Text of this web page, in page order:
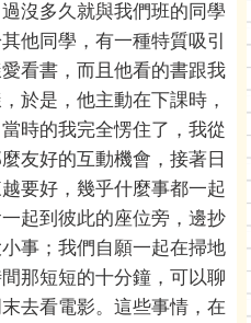
沒多久就與我們班的同學
他同學，有一種特質吸引
看書，而且他看的書跟我
於是，他主動在下課時，
時的我完全愣住了，我從
友好的互動機會，接著日
要好，幾乎什麼事都一起
起到彼此的座位旁，邊抄
事；我們自願一起在掃地
那短短的十分鐘，可以聊
去看電影。這些事情，在